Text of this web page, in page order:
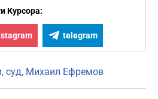
Курсора:
telegram
суд Михаил Ефремов